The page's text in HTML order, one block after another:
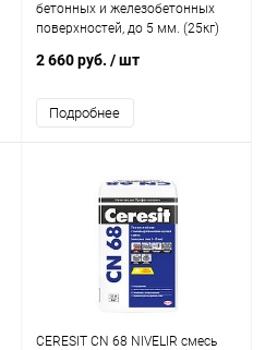
бетонных и железобетонных
поверхностей, до 5 мм. (25кг)
2 660 руб. / шт
Подробнее
CERESIT CN 68 NIVELIR смесь